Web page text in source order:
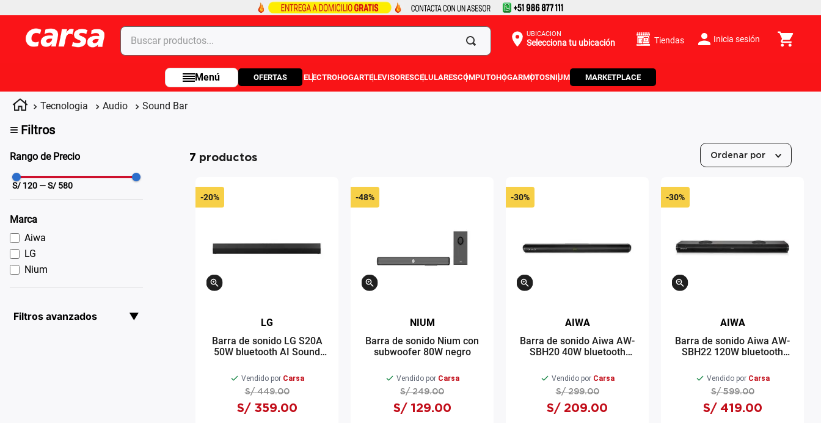
Buscar productos... UBICACIÓN
Selecciona tu ubicación Tiendas Inicia sesión
OFERTAS ELECTROHOGARTELEVISORESCELULARESCOMPUTOHOGARMOTOSNIUM MARKETPLACE
Tecnologia Audio Sound Bar
≡ Filtros
Rango de Precio
S/ 120 — S/ 580
Marca
Aiwa
LG
Nium
Filtros avanzados ▼
7 productos Ordenar por
-20%
LG
Barra de sonido LG S20A
50W bluetooth AI Sound
Vendido por Carsa
S/ 449.00
S/ 359.00
-48%
NIUM
Barra de sonido Nium con
subwoofer 80W negro
Vendido por Carsa
S/ 249.00
S/ 129.00
-30%
AIWA
Barra de sonido Aiwa AW-
SBH20 40W bluetooth
Vendido por Carsa
S/ 299.00
S/ 209.00
-30%
AIWA
Barra de sonido Aiwa AW-
SBH22 120W bluetooth
Vendido por Carsa
S/ 599.00
S/ 419.00
Términos más buscados
1.
celulares